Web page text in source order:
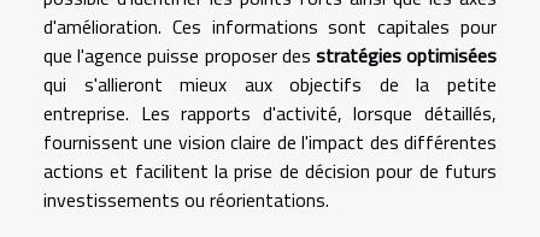
d'amélioration. Ces informations sont capitales pour
que l'agence puisse proposer des stratégies optimisées
qui s'allieront mieux aux objectifs de la petite
entreprise. Les rapports d'activité, lorsque détaillés,
fournissent une vision claire de l'impact des différentes
actions et facilitent la prise de décision pour de futurs
investissements ou réorientations.